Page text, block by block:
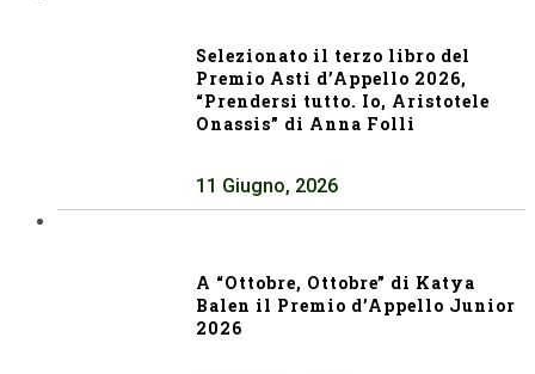
Selezionato il terzo libro del
Premio Asti d’Appello 2026,
“Prendersi tutto. Io, Aristotele
Onassis” di Anna Folli
11 Giugno, 2026
A “Ottobre, Ottobre” di Katya
Balen il Premio d’Appello Junior
2026